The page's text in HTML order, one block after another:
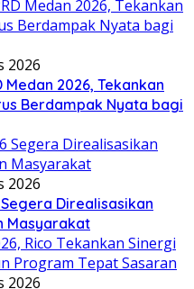
2026
Medan 2026, Tekankan
Berdampak Nyata bagi
2026
Direalisasikan
Masyarakat
2026